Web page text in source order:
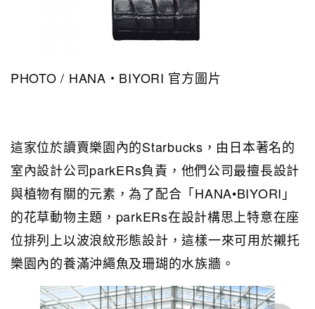
PHOTO / HANA・BIYORI 官方圖片
這家位於讀賣樂園內的Starbucks，由日本著名的
室內設計公司parkERs負責，他們公司最擅長設計
與植物有關的元素，為了配合「HANA•BIYORI」
的花草動物主題，parkERs在設計構思上特意在座
位排列上以波浪紋形態設計，這樣一來可用於襯托
樂園內的養滿沖繩魚及珊瑚的水族牆。